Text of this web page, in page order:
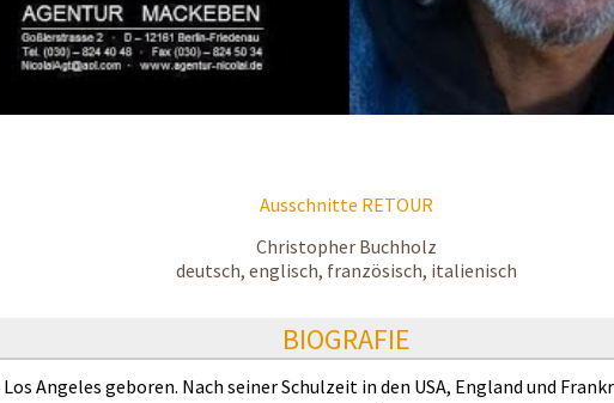
Ausschnitte RETOUR
Christopher Buchholz
deutsch, englisch, französisch, italienisch
BIOGRAFIE
Angeles geboren. Nach seiner Schulzeit in den USA, England und